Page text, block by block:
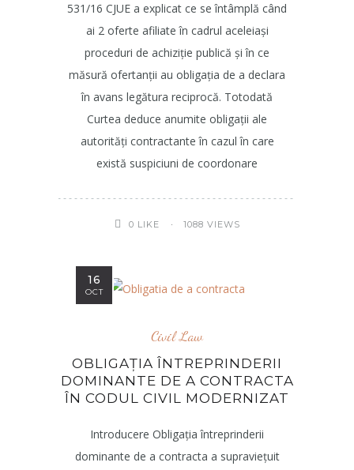
531/16 CJUE a explicat ce se întâmplă când
ai 2 oferte afiliate în cadrul aceleiași
proceduri de achiziție publică și în ce
măsură ofertanții au obligația de a declara
în avans legătura reciprocă. Totodată
Curtea deduce anumite obligații ale
autorități contractante în cazul în care
există suspiciuni de coordonare
0 LIKE 1088 VIEWS
16
OCT
Civil Law
OBLIGAȚIA ÎNTREPRINDERII
DOMINANTE DE A CONTRACTA
ÎN CODUL CIVIL MODERNIZAT
Introducere Obligația întreprinderii
dominante de a contracta a supraviețuit